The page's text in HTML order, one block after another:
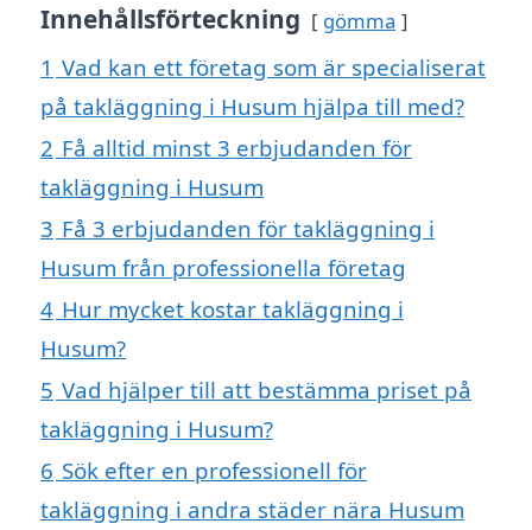
Innehållsförteckning gömma
1 Vad kan ett företag som är specialiserat
på takläggning i Husum hjälpa till med?
2 Få alltid minst 3 erbjudanden för
takläggning i Husum
3 Få 3 erbjudanden för takläggning i
Husum från professionella företag
4 Hur mycket kostar takläggning i
Husum?
5 Vad hjälper till att bestämma priset på
takläggning i Husum?
6 Sök efter en professionell för
takläggning i andra städer nära Husum